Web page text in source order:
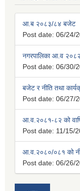
आ.ब २०८३/८४ बजेट
Post date: 06/24/
नगरपालिका आ.व
Post date: 06/30/
बजेट र नीति तथा
Post date: 06/27/
आ.व.२०८१-८२ को
Post date: 11/15/
आ.व.२०८०/०८१ को
Post date: 06/26/